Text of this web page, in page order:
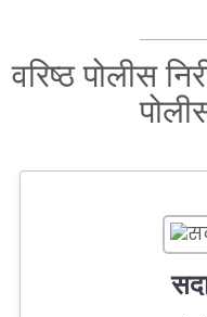
उपयुक्त
जागरुक
नेहमीचे
सुरक्षा टिपा
पोलीस विभाग
वरिष्ठ पोलीस